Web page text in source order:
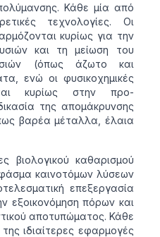
Κάθε μία από
τεχνολογίες. Οι
κυρίως για την
και τη μείωση του
(όπως άζωτο και
ενώ οι φυσικοχημικές
κυρίως στην προ-
της απομάκρυνσης
βαρέα μέταλλα, έλαια
βιολογικού καθαρισμού
καινοτόμων λύσεων
επεξεργασία
εξοικονόμηση πόρων και
αποτυπώματος. Κάθε
της ιδιαίτερες εφαρμογές